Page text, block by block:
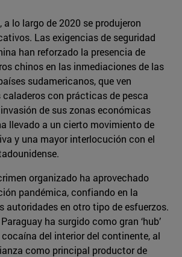
a lo largo de 2020 se produjeron
Las exigencias de seguridad
han reforzado la presencia de
chinos en las inmediaciones de las
sudamericanos, que ven
caladeros con prácticas de pesca
de sus zonas económicas
llevado a un cierto movimiento de
y una mayor interlocución con el
organizado ha aprovechado
pandémica, confiando en la
autoridades en otro tipo de esfuerzos.
ha surgido como gran ‘hub’
del interior del continente, al
como principal productor de